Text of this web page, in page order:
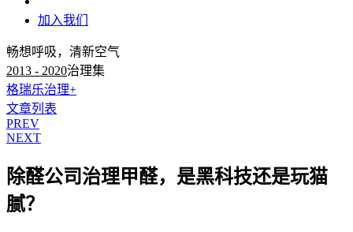
加入我们
畅想呼吸，清新空气
2013 - 2020治理集
格瑞乐治理+
文章列表
PREV
NEXT
除醛公司治理甲醛，是黑科技还是玩猫
腻？